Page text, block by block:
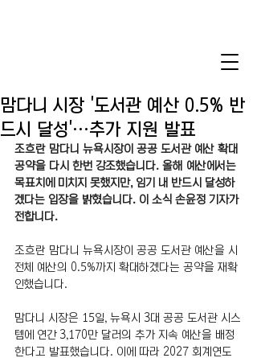
맘다니 시장 '도서관 예산 0.5% 반
드시 달성'…추가 지원 발표
조흐란 맘다니 뉴욕시장이 공공 도서관 예산 확대
공약을 다시 한번 강조했습니다. 올해 예산에서는
목표치에 미치지 못했지만, 임기 내 반드시 달성하
겠다는 입장을 밝혔습니다. 이 소식 손윤정 기자가
전합니다.
조흐란 맘다니 뉴욕시장이 공공 도서관 예산을 시
전체 예산의 0.5%까지 확대하겠다는 공약을 재확
인했습니다.
맘다니 시장은 15일, 뉴욕시 3대 공공 도서관 시스
템에 연간 3,170만 달러의 추가 지속 예산을 배정
한다고 발표했습니다. 이에 따라 2027 회계연도